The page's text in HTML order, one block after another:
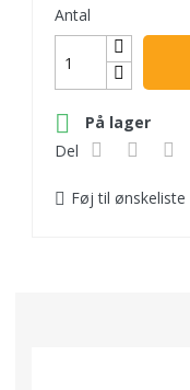
Antal

På lager
Del
Føj til ønskeliste